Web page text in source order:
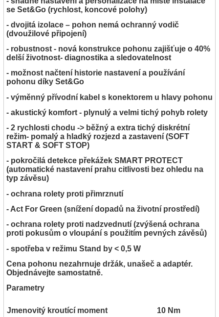
se Set&Go (rychlost, koncové polohy)
- dvojitá izolace – pohon nemá ochranný vodič
(dvoužilové připojení)
- robustnost - nová konstrukce pohonu zajišťuje o 40%
delší životnost- diagnostika a sledovatelnost
- možnost načtení historie nastavení a používání
pohonu díky Set&Go
- výměnný přívodní kabel s konektorem u hlavy pohonu
- akustický komfort - plynulý a velmi tichý pohyb rolety
- 2 rychlosti chodu -> běžný a extra tichý diskrétní
režim- pomalý a hladký rozjezd a zastavení (SOFT
START & SOFT STOP)
- pokročilá detekce překážek SMART PROTECT
(automatické nastavení prahu citlivosti bez ohledu na
typ závěsu)
- ochrana rolety proti přimrznutí
- Act For Green (snížení dopadů na životní prostředí)
- ochrana rolety proti nadzvednutí (zvýšená ochrana
proti pokusům o vloupání s použitím pevných závěsů)
- spotřeba v režimu Stand by < 0,5 W
Cena pohonu nezahrnuje držák, unašeč a adaptér.
Objednávejte samostatně.
Parametry
Jmenovitý kroutící moment 10 Nm